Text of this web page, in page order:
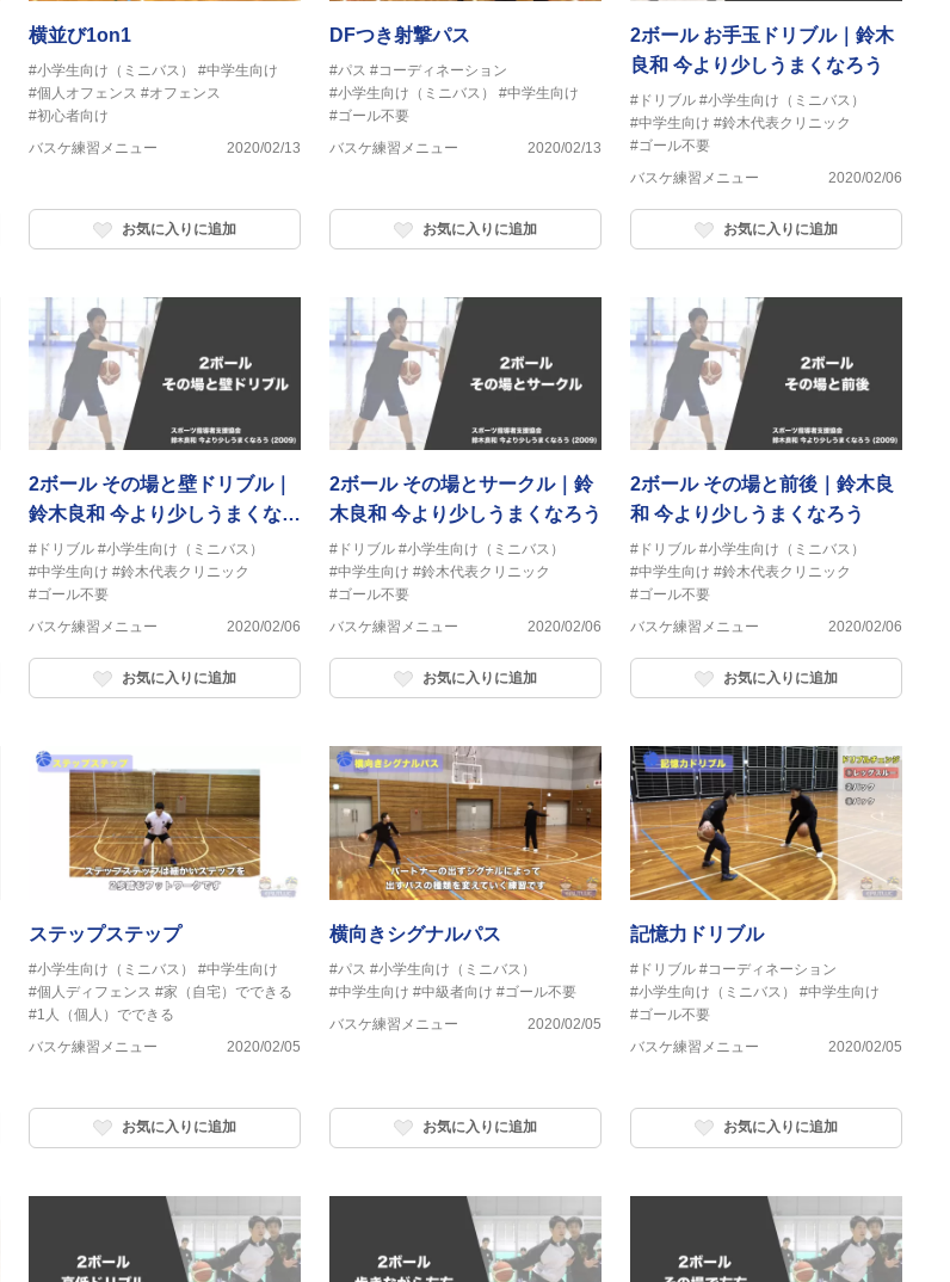
横並び1on1
#小学生向け（ミニバス）
#中学生向け
#個人オフェンス #オフェンス
#初心者向け
バスケ練習メニュー
2020/02/13
お気に入りに追加
DFつき射撃パス
#パス #コーディネーション
#小学生向け（ミニバス）
#中学生向け
#ゴール不要
バスケ練習メニュー
2020/02/13
お気に入りに追加
2ボール お手玉ドリブル｜鈴木
良和 今より少しうまくなろう
#ドリブル #小学生向け（ミニバス）
#中学生向け #鈴木代表クリニック
#ゴール不要
バスケ練習メニュー
2020/02/06
お気に入りに追加
2ボール その場と壁ドリブル｜
鈴木良和 今より少しうまくなろ
う
#ドリブル #小学生向け（ミニバス）
#中学生向け #鈴木代表クリニック
#ゴール不要
バスケ練習メニュー
2020/02/06
お気に入りに追加
2ボール その場とサークル｜鈴
木良和 今より少しうまくなろう
#ドリブル #小学生向け（ミニバス）
#中学生向け #鈴木代表クリニック
#ゴール不要
バスケ練習メニュー
2020/02/06
お気に入りに追加
2ボール その場と前後｜鈴木良
和 今より少しうまくなろう
#ドリブル #小学生向け（ミニバス）
#中学生向け #鈴木代表クリニック
#ゴール不要
バスケ練習メニュー
2020/02/06
お気に入りに追加
ステップステップ
#小学生向け（ミニバス）
#中学生向け
#個人ディフェンス #家（自宅）でできる
#1人（個人）でできる
バスケ練習メニュー
2020/02/05
お気に入りに追加
横向きシグナルパス
#パス #小学生向け（ミニバス）
#中学生向け #中級者向け #ゴール不要
バスケ練習メニュー
2020/02/05
お気に入りに追加
記憶力ドリブル
#ドリブル #コーディネーション
#小学生向け（ミニバス）
#中学生向け
#ゴール不要
バスケ練習メニュー
2020/02/05
お気に入りに追加